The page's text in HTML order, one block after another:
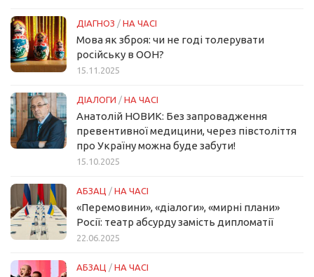
ДІАГНОЗ / НА ЧАСІ
Мова як зброя: чи не годі толерувати
російську в ООН?
15.11.2025
ДІАЛОГИ / НА ЧАСІ
Анатолій НОВИК: Без запровадження
превентивної медицини, через півстоліття
про Україну можна буде забути!
15.10.2025
АБЗАЦ / НА ЧАСІ
«Перемовини», «діалоги», «мирні плани»
Росії: театр абсурду замість дипломатії
22.06.2025
АБЗАЦ / НА ЧАСІ